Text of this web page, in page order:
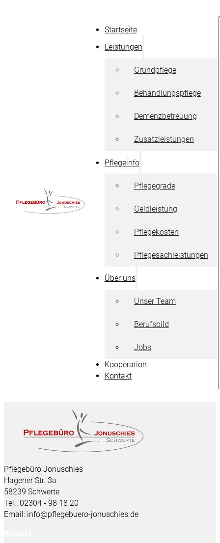
Startseite
Leistungen
Grundpflege
Behandlungspflege
Demenzbetreuung
Zusatzleistungen
Pflegeinfo
Pflegegrade
Geldleistung
Pflegekosten
Pflegesachleistungen
Über uns
Unser Team
Berufsbild
Jobs
Kooperation
Kontakt
Pflegebüro Jonuschies
Hagener Str. 3a
58239 Schwerte
Tel.: 02304 - 98 18 20
Email: info@pflegebuero-jonuschies.de